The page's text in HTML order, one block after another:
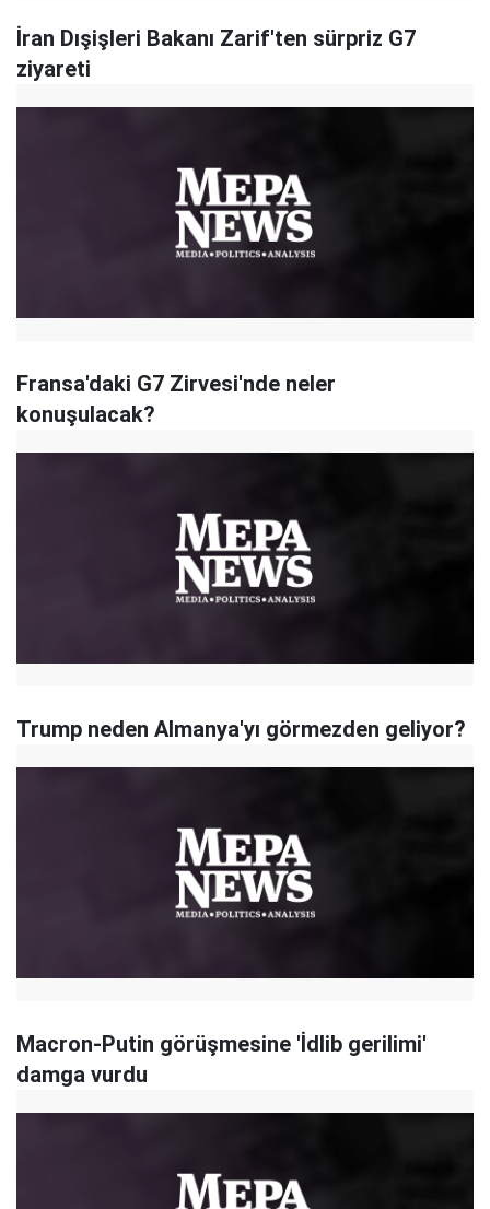
​İran Dışişleri Bakanı Zarif'ten sürpriz G7
ziyareti
Fransa'daki G7 Zirvesi'nde neler
konuşulacak?
Trump neden Almanya'yı görmezden geliyor?
Macron-Putin görüşmesine 'İdlib gerilimi'
damga vurdu